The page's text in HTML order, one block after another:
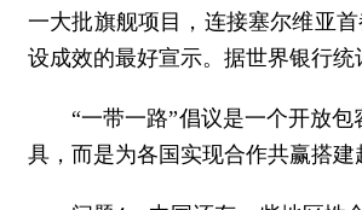
一大批旗舰项目，连接塞尔维亚
设成效的最好宣示。据世界银行
“一带一路”倡议是一个开放
具，而是为各国实现合作共赢搭